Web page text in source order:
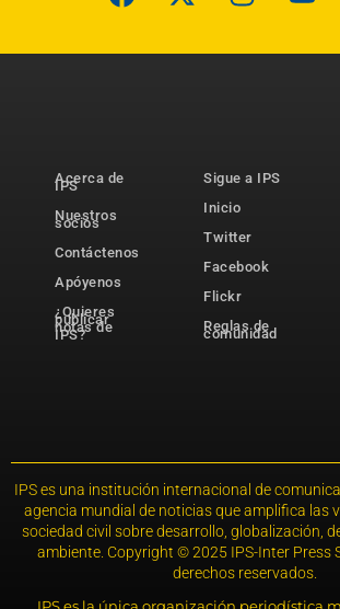
Acerca de
IPS
Nuestros
socios
Contáctenos
Apóyenos
¿Quieres
publicar
notas de
IPS?
Sigue a IPS
Inicio
Twitter
Facebook
Flickr
Reglas de
comunidad
IPS es una institución internacional de
agencia mundial de noticias que amplifica las
sociedad civil sobre desarrollo, globalización,
ambiente. Copyright © 2025 IPS-Inter Press
derechos reservados.